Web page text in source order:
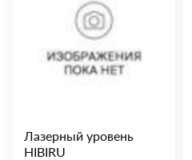
Лазерный уровень
HIBIRU